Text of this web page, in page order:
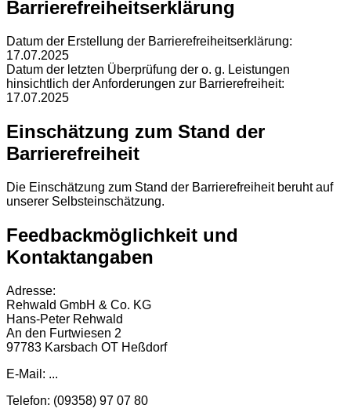
Barrierefreiheitserklärung
Datum der Erstellung der Barrierefreiheitserklärung:
17.07.2025
Datum der letzten Überprüfung der o. g. Leistungen
hinsichtlich der Anforderungen zur Barrierefreiheit:
17.07.2025
Einschätzung zum Stand der
Barrierefreiheit
Die Einschätzung zum Stand der Barrierefreiheit beruht auf
unserer Selbsteinschätzung.
Feedbackmöglichkeit und
Kontaktangaben
Adresse:
Rehwald GmbH & Co. KG
Hans-Peter Rehwald
An den Furtwiesen 2
97783 Karsbach OT Heßdorf
E-Mail: ...
Telefon: (09358) 97 07 80